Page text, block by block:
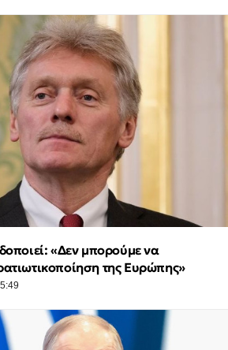
«Δεν μπορούμε να
της Ευρώπης»